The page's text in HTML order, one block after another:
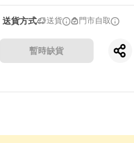
送貨方式 送貨 門市自取
暫時缺貨